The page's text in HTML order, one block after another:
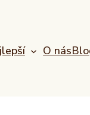
O nás